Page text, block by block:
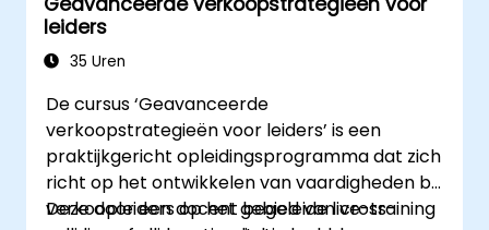
leiders
35 Uren
De cursus ‘Geavanceerde
verkoopstrategieën voor leiders’ is een
praktijkgericht opleidingsprogramma dat zich
richt op het ontwikkelen van vaardigheden bij
verkoopleiders op het gebied van cross-
Deze door een docent begeleide live-training